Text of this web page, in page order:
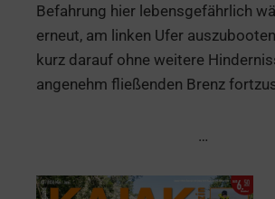
Befahrung hier lebensgefährlich
erneut, am linken Ufer
kurz darauf ohne weitere
angenehm fließenden Brenz
…